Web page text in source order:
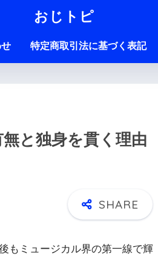
おじトピ
特定商取引法に基づく表記
と独身を貫く理由
もミュージカル界の第一線で輝